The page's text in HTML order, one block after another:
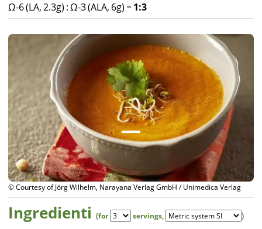
Ω-6 (LA, 2.3g) :Ω-3 (ALA, 6g) =1:3
© Courtesy of Jörg Wilhelm, Narayana Verlag GmbH / Unimedica Verlag
Ingredienti (for servings, )